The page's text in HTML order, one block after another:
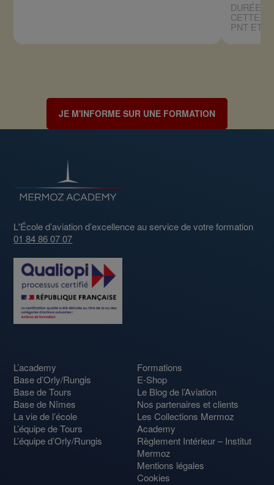
DURÉE :
CETTE
PNT ET
JE M'INFORME SUR UNE FORMATION
L'École d’aviation d’excellence au service de votre formation
01 84 86 07 07
L’academy
Base d’Orly/Rungis
Base de Tours
Base de Nîmes
La vie de l’école
L’équipe de Tours
L’équipe d’Orly/Rungis
Formations
E-Shop
Le Blog de l’Aviation
Nos partenaires et clients
Les Collections Mermoz
Academy
Règlement Intérieur – Institut
Mermoz
Mentions légales
Cookies